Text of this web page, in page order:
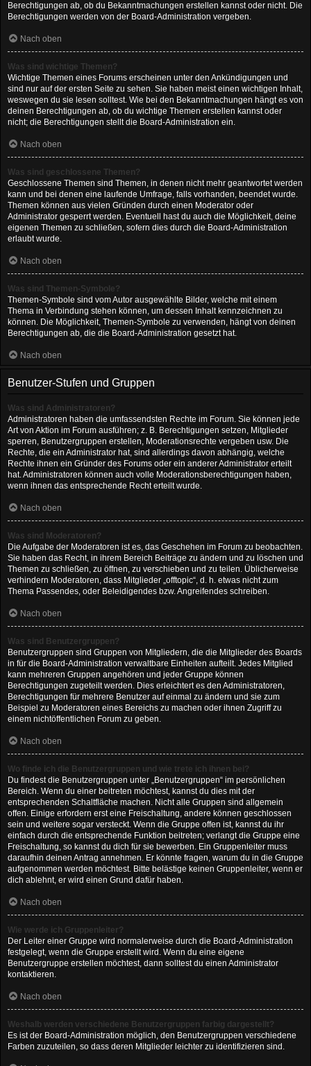
Berechtigungen ab, ob du Bekanntmachungen erstellen kannst oder nicht. Die
Berechtigungen werden von der Board-Administration vergeben.
Nach oben
Was sind wichtige Themen?
Wichtige Themen eines Forums erscheinen unter den Ankündigungen und
sind nur auf der ersten Seite zu sehen. Sie haben meist einen wichtigen Inhalt,
weswegen du sie lesen solltest. Wie bei den Bekanntmachungen hängt es von
deinen Berechtigungen ab, ob du wichtige Themen erstellen kannst oder
nicht; die Berechtigungen stellt die Board-Administration ein.
Nach oben
Was sind geschlossene Themen?
Geschlossene Themen sind Themen, in denen nicht mehr geantwortet werden
kann und bei denen eine laufende Umfrage, falls vorhanden, beendet wurde.
Themen können aus vielen Gründen durch einen Moderator oder
Administrator gesperrt werden. Eventuell hast du auch die Möglichkeit, deine
eigenen Themen zu schließen, sofern dies durch die Board-Administration
erlaubt wurde.
Nach oben
Was sind Themen-Symbole?
Themen-Symbole sind vom Autor ausgewählte Bilder, welche mit einem
Thema in Verbindung stehen können, um dessen Inhalt kennzeichnen zu
können. Die Möglichkeit, Themen-Symbole zu verwenden, hängt von deinen
Berechtigungen ab, die die Board-Administration gesetzt hat.
Nach oben
Benutzer-Stufen und Gruppen
Was sind Administratoren?
Administratoren haben die umfassendsten Rechte im Forum. Sie können jede
Art von Aktion im Forum ausführen; z. B. Berechtigungen setzen, Mitglieder
sperren, Benutzergruppen erstellen, Moderationsrechte vergeben usw. Die
Rechte, die ein Administrator hat, sind allerdings davon abhängig, welche
Rechte ihnen ein Gründer des Forums oder ein anderer Administrator erteilt
hat. Administratoren können auch volle Moderationsberechtigungen haben,
wenn ihnen das entsprechende Recht erteilt wurde.
Nach oben
Was sind Moderatoren?
Die Aufgabe der Moderatoren ist es, das Geschehen im Forum zu beobachten.
Sie haben das Recht, in ihrem Bereich Beiträge zu ändern und zu löschen und
Themen zu schließen, zu öffnen, zu verschieben und zu teilen. Üblicherweise
verhindern Moderatoren, dass Mitglieder „offtopic“, d. h. etwas nicht zum
Thema Passendes, oder Beleidigendes bzw. Angreifendes schreiben.
Nach oben
Was sind Benutzergruppen?
Benutzergruppen sind Gruppen von Mitgliedern, die die Mitglieder des Boards
in für die Board-Administration verwaltbare Einheiten aufteilt. Jedes Mitglied
kann mehreren Gruppen angehören und jeder Gruppe können
Berechtigungen zugeteilt werden. Dies erleichtert es den Administratoren,
Berechtigungen für mehrere Benutzer auf einmal zu ändern und sie zum
Beispiel zu Moderatoren eines Bereichs zu machen oder ihnen Zugriff zu
einem nichtöffentlichen Forum zu geben.
Nach oben
Wo finde ich die Benutzergruppen und wie trete ich ihnen bei?
Du findest die Benutzergruppen unter „Benutzergruppen“ im persönlichen
Bereich. Wenn du einer beitreten möchtest, kannst du dies mit der
entsprechenden Schaltfläche machen. Nicht alle Gruppen sind allgemein
offen. Einige erfordern erst eine Freischaltung, andere können geschlossen
sein und weitere sogar versteckt. Wenn die Gruppe offen ist, kannst du ihr
einfach durch die entsprechende Funktion beitreten; verlangt die Gruppe eine
Freischaltung, so kannst du dich für sie bewerben. Ein Gruppenleiter muss
daraufhin deinen Antrag annehmen. Er könnte fragen, warum du in die Gruppe
aufgenommen werden möchtest. Bitte belästige keinen Gruppenleiter, wenn er
dich ablehnt, er wird einen Grund dafür haben.
Nach oben
Wie werde ich Gruppenleiter?
Der Leiter einer Gruppe wird normalerweise durch die Board-Administration
festgelegt, wenn die Gruppe erstellt wird. Wenn du eine eigene
Benutzergruppe erstellen möchtest, dann solltest du einen Administrator
kontaktieren.
Nach oben
Weshalb werden verschiedene Benutzergruppen farbig dargestellt?
Es ist der Board-Administration möglich, den Benutzergruppen verschiedene
Farben zuzuteilen, so dass deren Mitglieder leichter zu identifizieren sind.